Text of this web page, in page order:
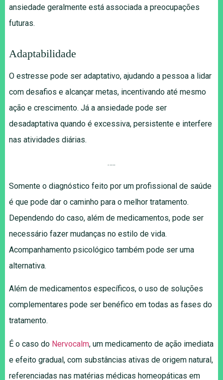
ansiedade geralmente está associada a preocupações
futuras.
Adaptabilidade
O estresse pode ser adaptativo, ajudando a pessoa a lidar
com desafios e alcançar metas, incentivando até mesmo
ação e crescimento. Já a ansiedade pode ser
desadaptativa quando é excessiva, persistente e interfere
nas atividades diárias.
…..
Somente o diagnóstico feito por um profissional de saúde
é que pode dar o caminho para o melhor tratamento.
Dependendo do caso, além de medicamentos, pode ser
necessário fazer mudanças no estilo de vida.
Acompanhamento psicológico também pode ser uma
alternativa.
Além de medicamentos específicos, o uso de soluções
complementares pode ser benéfico em todas as fases do
tratamento.
É o caso do Nervocalm, um medicamento de ação imediata
e efeito gradual, com substâncias ativas de origem natural,
referenciadas nas matérias médicas homeopáticas em